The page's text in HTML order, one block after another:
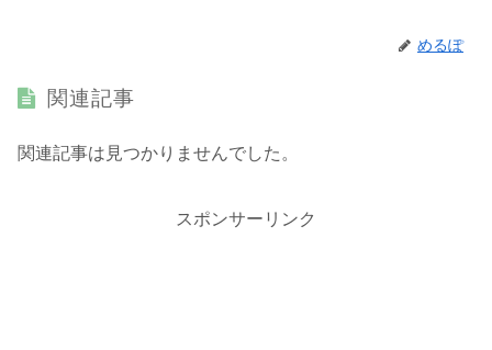
めるぽ
関連記事
関連記事は見つかりませんでした。
スポンサーリンク